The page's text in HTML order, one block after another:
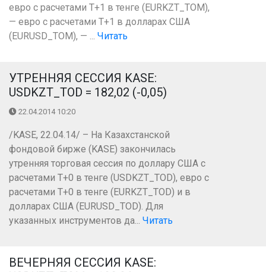
евро с расчетами Т+1 в тенге (EURKZT_TOM),
— евро с расчетами Т+1 в долларах США
(EURUSD_TOM), — ... Читать
УТРЕННЯЯ СЕССИЯ KASE:
USDKZT_TOD = 182,02 (-0,05)
22.04.2014 10:20
/KASE, 22.04.14/ – На Казахстанской
фондовой бирже (KASE) закончилась
утренняя торговая сессия по доллару США с
расчетами Т+0 в тенге (USDKZT_TOD), евро с
расчетами T+0 в тенге (EURKZT_TOD) и в
долларах США (EURUSD_TOD). Для
указанных инструментов да... Читать
ВЕЧЕРНЯЯ СЕССИЯ KASE: